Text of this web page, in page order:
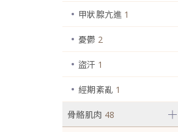
甲狀腺亢進 1
憂鬱 2
盜汗 1
經期紊亂 1
骨骼肌肉 48